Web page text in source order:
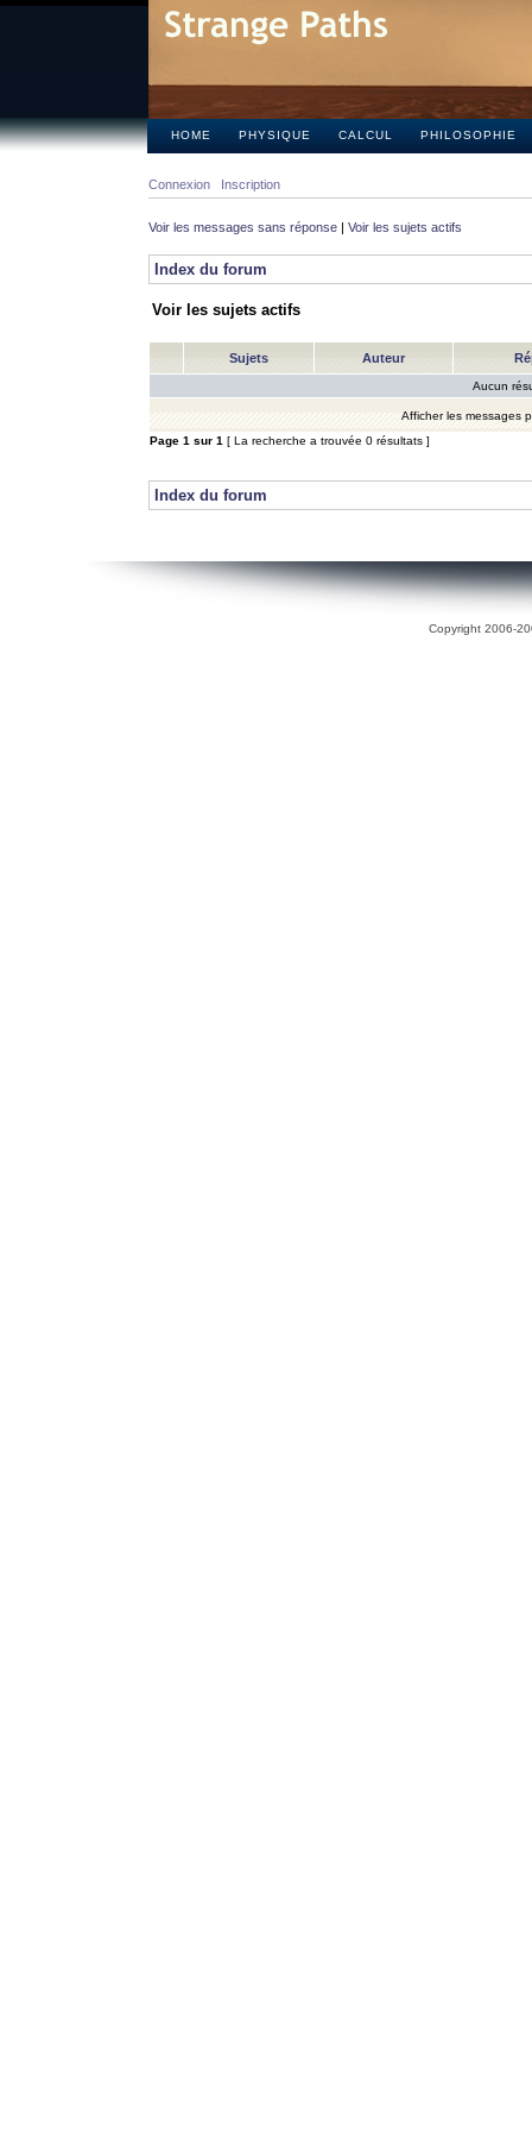
HOME PHYSIQUE CALCUL PHILOSOPHIE
Connexion Inscription
Voir les messages sans réponse | Voir les sujets actifs
Index du forum
Voir les sujets actifs
Sujets Auteur
Aucun
Afficher les messages
Page 1 sur 1 [ La recherche a trouvée 0 résultats ]
Index du forum
Copyright 2006-